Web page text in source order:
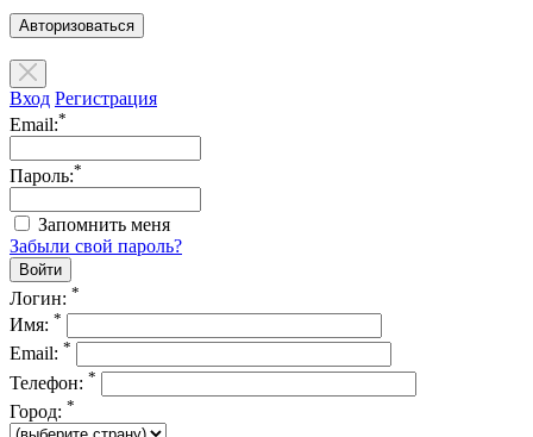
Авторизоваться
Вход Регистрация
Email:*
Пароль:*
Запомнить меня
Забыли свой пароль?
Логин: *
Имя: *
Email: *
Телефон: *
Город: *